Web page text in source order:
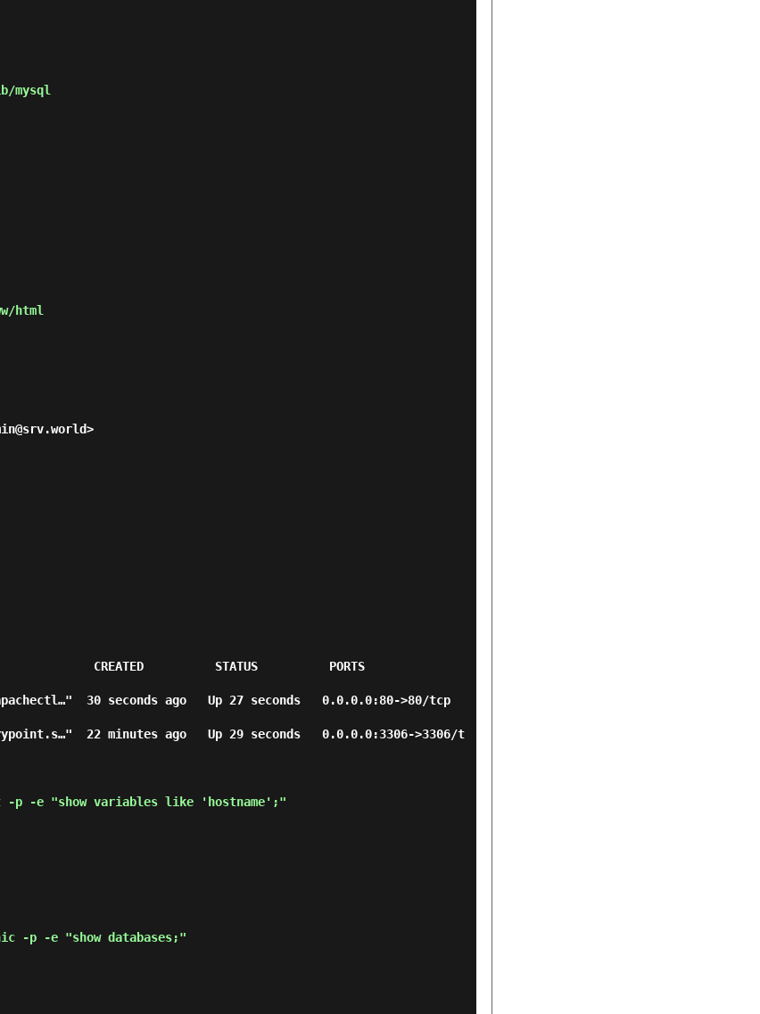
CREATED          STATUS          PORTS
30 seconds ago   Up 27 seconds   0.0.0.0:80->80/tcp
22 minutes ago   Up 29 seconds   0.0.0.0:3306->3306/t
-p -e "show variables like 'hostname';"
-p -e "show databases;"